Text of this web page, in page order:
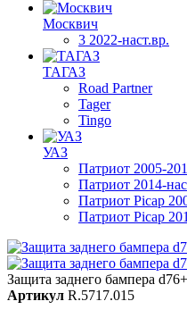
Москвич
3 2022-наст.вр.
ТАГАЗ
Road Partner
Tager
Tingo
УАЗ
Патриот 2005-
Патриот 2014-
Патриот Picap
Патриот Picap
Защита заднего бампера
Артикул R.5717.015